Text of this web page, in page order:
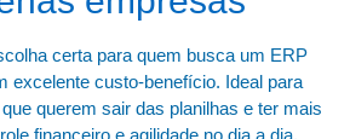
certa para quem busca um ERP
excelente custo-benefício. Ideal para
querem sair das planilhas e ter mais